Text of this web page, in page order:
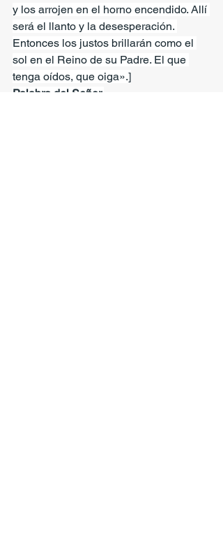
y los arrojen en el horno encendido. Allí
será el llanto y la desesperación.
Entonces los justos brillarán como el
sol en el Reino de su Padre. El que
tenga oídos, que oiga».]
Palabra del Señor.